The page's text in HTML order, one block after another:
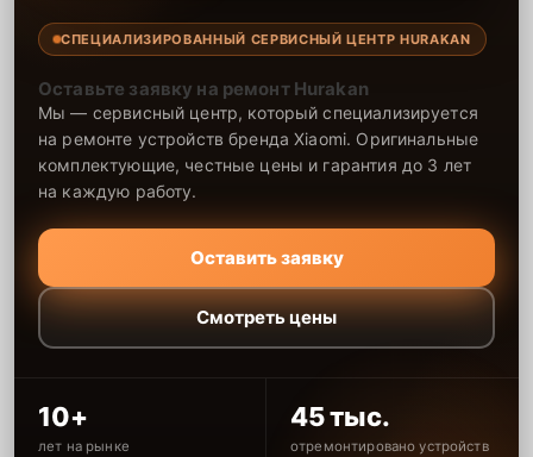
СПЕЦИАЛИЗИРОВАННЫЙ СЕРВИСНЫЙ ЦЕНТР HURAKAN
Оставьте заявку на ремонт Hurakan
Мы — сервисный центр, который специализируется
на ремонте устройств бренда Xiaomi. Оригинальные
комплектующие, честные цены и гарантия до 3 лет
на каждую работу.
Оставить заявку
Смотреть цены
10+
лет на рынке
45 тыс.
отремонтировано устройств